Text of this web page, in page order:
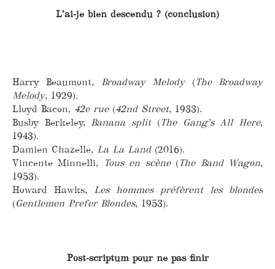
L’ai-je bien descendu ? (conclusion)
Harry Beaumont, Broadway Melody(The Broadway
Melody, 1929).
Lloyd Bacon, 42e rue(42nd Street, 1933).
Busby Berkeley, Banana split (The Gang’s All Here,
1943).
Damien Chazelle, La La Land (2016).
Vincente Minnelli,
Tous en scène(The Band Wagon,
1953).
Howard Hawks,
Les hommes préfèrent les blondes
(Gentlemen Prefer Blondes, 1953).
Post-scriptum pour ne pas finir